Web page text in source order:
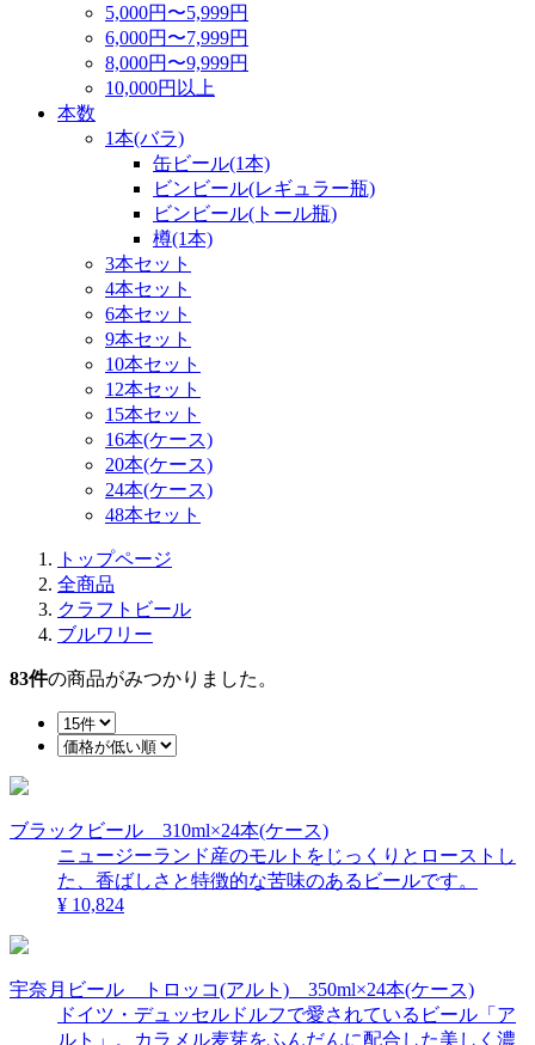
5,000円〜5,999円
6,000円〜7,999円
8,000円〜9,999円
10,000円以上
本数
1本(バラ)
缶ビール(1本)
ビンビール(レギュラー瓶)
ビンビール(トール瓶)
樽(1本)
3本セット
4本セット
6本セット
9本セット
10本セット
12本セット
15本セット
16本(ケース)
20本(ケース)
24本(ケース)
48本セット
トップページ
全商品
クラフトビール
ブルワリー
83件の商品がみつかりました。
ブラックビール 310ml×24本(ケース)
ニュージーランド産のモルトをじっくりとローストし
た、香ばしさと特徴的な苦味のあるビールです。
¥ 10,824
宇奈月ビール トロッコ(アルト) 350ml×24本(ケース)
ドイツ・デュッセルドルフで愛されているビール「ア
ルト」。カラメル麦芽をふんだんに配合した美しく濃